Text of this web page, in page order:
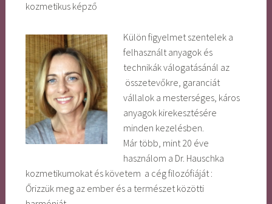
kozmetikus képző
Külön figyelmet szentelek a
felhasznált anyagok és
technikák válogatásánál az
összetevőkre, garanciát
vállalok a mesterséges, káros
anyagok kirekesztésére
minden kezelésben.
Már több, mint 20 éve
használom a Dr. Hauschka
kozmetikumokat és követem a cég filozófiáját :
Őrizzük meg az ember és a természet közötti